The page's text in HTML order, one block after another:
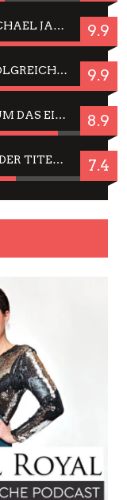
WEGEN DES ERFOLGES – MJ: MICHAEL JACKSON MUSICAL IN EINER MATINEE SEHEN 9.9
JELLYFISH HAMBURG: DAS ERFOLGREICHE SOMMER-MENÜ 2025 IN GEFÜHLEN UND BILDERN 9.9
CÉSAR FÜR JIM CARREY? WARUM DAS EINER DER NERVIGSTEN ACTORS IST UND BLEIBT 8.9
JING JING: IN-THAI RÄUMT WIEDER TITEL AB – EIN ZWEI-STUNDEN-ERLEBNISBERICHT 7.4